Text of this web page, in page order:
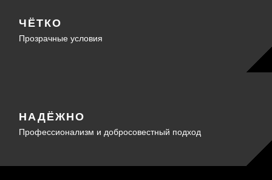
ЧЁТКО
Прозрачные условия
НАДЁЖНО
Профессионализм и добросовестный подход